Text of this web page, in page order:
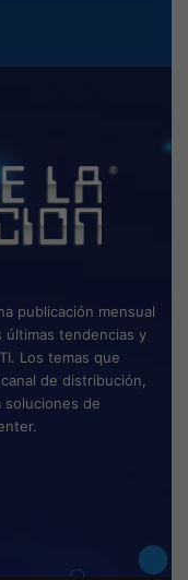
publicación mensual
tendencias y
Los temas que
de distribución,
soluciones de